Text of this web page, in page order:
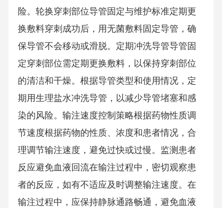
险。轮换穿刺部位导管固定与维护标准定期更
换敷料穿刺成功后，用无菌敷料固定导管，确
保导管不会移动或滑脱。定期冲洗导管导管固
定穿刺部位需定期更换敷料，以保持穿刺部位
的清洁和干燥。根据导管类型和使用情况，定
期用生理盐水冲洗导管，以减少导管堵塞和感
染的风险。输注速度控制策略根据药物性质调
节速度根据药物的性质、浓度和患者情况，合
理调节输注速度，避免过快或过慢。监测患者
反应避免血液回流在输注过程中，密切观察患
者的反应，如有不适应及时调整输注速度。在
输注过程中，应保持静脉通路畅通，避免血液